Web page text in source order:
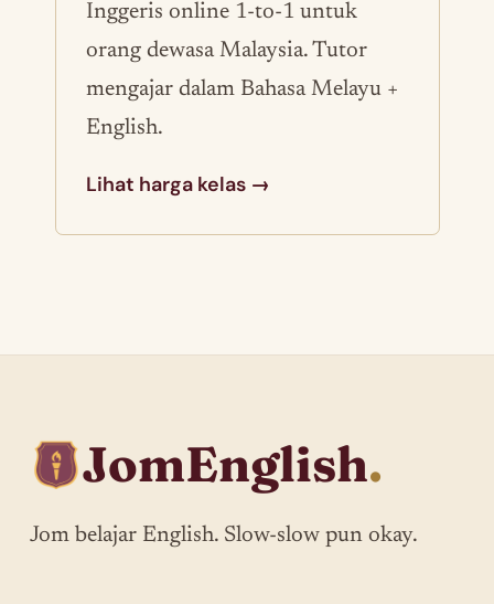
Inggeris online 1-to-1 untuk
orang dewasa Malaysia. Tutor
mengajar dalam Bahasa Melayu +
English.
Lihat harga kelas →
JomEnglish.
Jom belajar English. Slow-slow pun okay.